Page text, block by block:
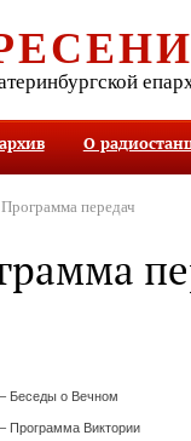
О
передач
– Беседы о Вечном
– Программа Виктории